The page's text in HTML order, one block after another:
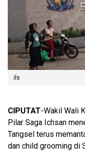
ils
CIPUTAT-Wakil Wali
Pilar Saga Ichsan
Tangsel terus
dan child grooming di